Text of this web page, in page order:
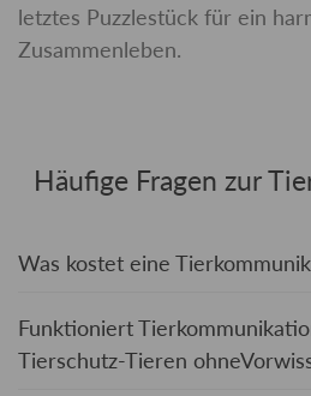
letztes Puzzlestück für ein
Zusammenleben.
Häufige Fragen zur
Was kostet eine
Eine vollständige Sitzung
Dieser Preis ist fest und
Funktioniert
Tierschutz-Tieren